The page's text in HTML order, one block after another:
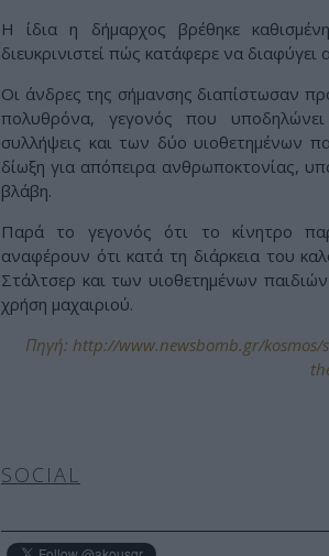
Η ίδια η δήμαρχος βρέθηκε
διευκρινιστεί πώς κατάφερε να
Οι άνδρες της σήμανσης διαπίστωσαν
πολυθρόνα, γεγονός που
συλλήψεις και των δύο υιοθετημένων
δίωξη για απόπειρα ανθρωποκτονίας,
βλάβη.
Παρά το γεγονός ότι το κίνητρο
αναφέρουν ότι κατά τη διάρκεια του
Στάλτσερ και των υιοθετημένων
χρήση μαχαιριού.
Πηγή: http://www.newsbomb.gr/kosmos/
SOCIAL